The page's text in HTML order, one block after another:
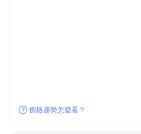
價格趨勢怎麼看？